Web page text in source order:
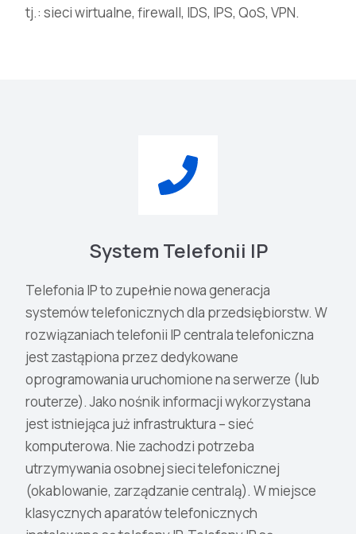
tj.: sieci wirtualne, firewall, IDS, IPS, QoS, VPN.
System Telefonii IP
Telefonia IP to zupełnie nowa generacja
systemów telefonicznych dla przedsiębiorstw. W
rozwiązaniach telefonii IP centrala telefoniczna
jest zastąpiona przez dedykowane
oprogramowania uruchomione na serwerze (lub
routerze). Jako nośnik informacji wykorzystana
jest istniejąca już infrastruktura – sieć
komputerowa. Nie zachodzi potrzeba
utrzymywania osobnej sieci telefonicznej
(okablowanie, zarządzanie centralą). W miejsce
klasycznych aparatów telefonicznych